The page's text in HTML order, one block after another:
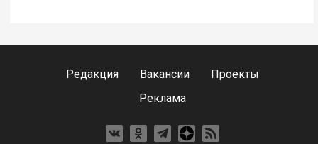
Редакция Вакансии
Проекты
Реклама